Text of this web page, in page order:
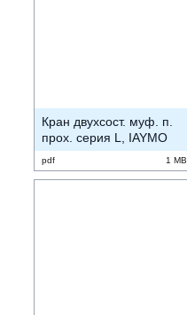
Кран двухсост. муф. п.
прох. серия L, IAYMO
pdf 1 MB